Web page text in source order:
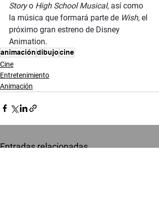
Story o High School Musical, así como
la música que formará parte de Wish, el
próximo gran estreno de Disney
Animation.
animacióndibujocine
Cine
Entretenimiento
Animación
Entradas relacionadas